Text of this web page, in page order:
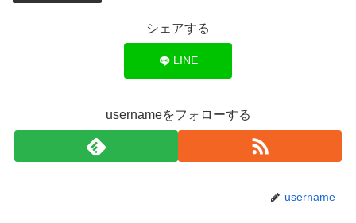
シェアする
LINE
usernameをフォローする
username